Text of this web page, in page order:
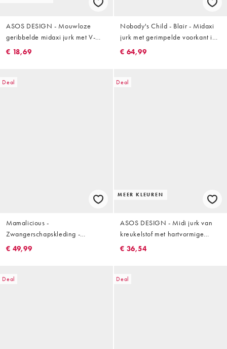
ASOS DESIGN - Mouwloze
geribbelde midaxi jurk met V-
hals in groen
€ 18,69
Nobody's Child - Blair - Midaxi
jurk met gerimpelde voorkant in
groenblauw
€ 64,99
Deal
Mamalicious -
Zwangerschapskleding -
Gestreepte midi jurk met korte
en wit
€ 49,99
Deal
MEER KLEUREN
ASOS DESIGN - Midi jurk van
kreukelstof met hartvormige
halslijn in olijfgroen
€ 36,54
Deal Deal